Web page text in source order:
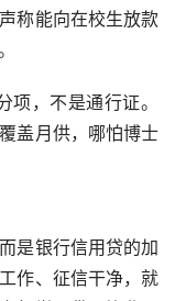
称能向在校生放款
，不是通行证。
盖月供，哪怕博士
是银行信用贷的加
作、征信干净，就